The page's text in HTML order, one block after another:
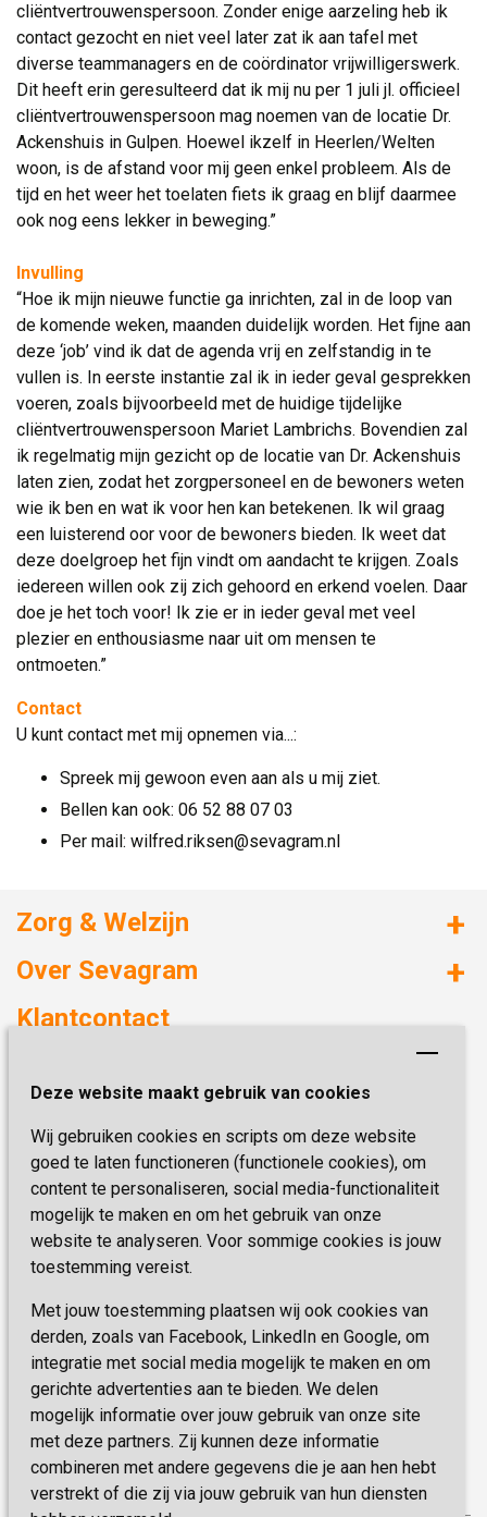
Deze website maakt gebruik van cookies
Wij gebruiken cookies en scripts om deze website
goed te laten functioneren (functionele cookies), om
content te personaliseren, social media-functionaliteit
mogelijk te maken en om het gebruik van onze
website te analyseren. Voor sommige cookies is jouw
toestemming vereist.
Met jouw toestemming plaatsen wij ook cookies van
derden, zoals van Facebook, LinkedIn en Google, om
integratie met social media mogelijk te maken en om
gerichte advertenties aan te bieden. We delen
mogelijk informatie over jouw gebruik van onze site
met deze partners. Zij kunnen deze informatie
combineren met andere gegevens die je aan hen hebt
verstrekt of die zij via jouw gebruik van hun diensten
cliëntvertrouwenspersoon. Zonder enige aarzeling heb ik
contact gezocht en niet veel later zat ik aan tafel met
diverse teammanagers en de coördinator vrijwilligerswerk.
Dit heeft erin geresulteerd dat ik mij nu per 1 juli jl. officieel
cliëntvertrouwenspersoon mag noemen van de locatie Dr.
Ackenshuis in Gulpen. Hoewel ikzelf in Heerlen/Welten
woon, is de afstand voor mij geen enkel probleem. Als de
tijd en het weer het toelaten fiets ik graag en blijf daarmee
ook nog eens lekker in beweging.”
Invulling
“Hoe ik mijn nieuwe functie ga inrichten, zal in de loop van
de komende weken, maanden duidelijk worden. Het fijne aan
deze ‘job’ vind ik dat de agenda vrij en zelfstandig in te
vullen is. In eerste instantie zal ik in ieder geval gesprekken
voeren, zoals bijvoorbeeld met de huidige tijdelijke
cliëntvertrouwenspersoon Mariet Lambrichs. Bovendien zal
ik regelmatig mijn gezicht op de locatie van Dr. Ackenshuis
laten zien, zodat het zorgpersoneel en de bewoners weten
wie ik ben en wat ik voor hen kan betekenen. Ik wil graag
een luisterend oor voor de bewoners bieden. Ik weet dat
deze doelgroep het fijn vindt om aandacht te krijgen. Zoals
iedereen willen ook zij zich gehoord en erkend voelen. Daar
doe je het toch voor! Ik zie er in ieder geval met veel
plezier en enthousiasme naar uit om mensen te
ontmoeten.”
Contact
U kunt contact met mij opnemen via...:
Spreek mij gewoon even aan als u mij ziet.
Bellen kan ook: 06 52 88 07 03
Per mail: wilfred.riksen@sevagram.nl
Zorg & Welzijn
Huizen met zorg
Onze specialiteiten
Over Sevagram
Duurzaamheid
Kwaliteit & Klantbeleving
Missie & Visie
Vastgoed
Innovatie
Klantcontact
6419 PB Heerlen
Telefoon:0900 777 4 777
E-mail:zorgbemiddeling@sevagram.nl
Schrijf je nu in!
Blijf op de hoogte van de laatste activiteiten en
nieuwtjes met onze nieuwsbrief
INSCHRIJVEN